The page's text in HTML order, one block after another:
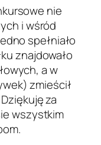
nie
i wśród
spełniało
znajdowało
a w
zmieścił
za
wszystkim